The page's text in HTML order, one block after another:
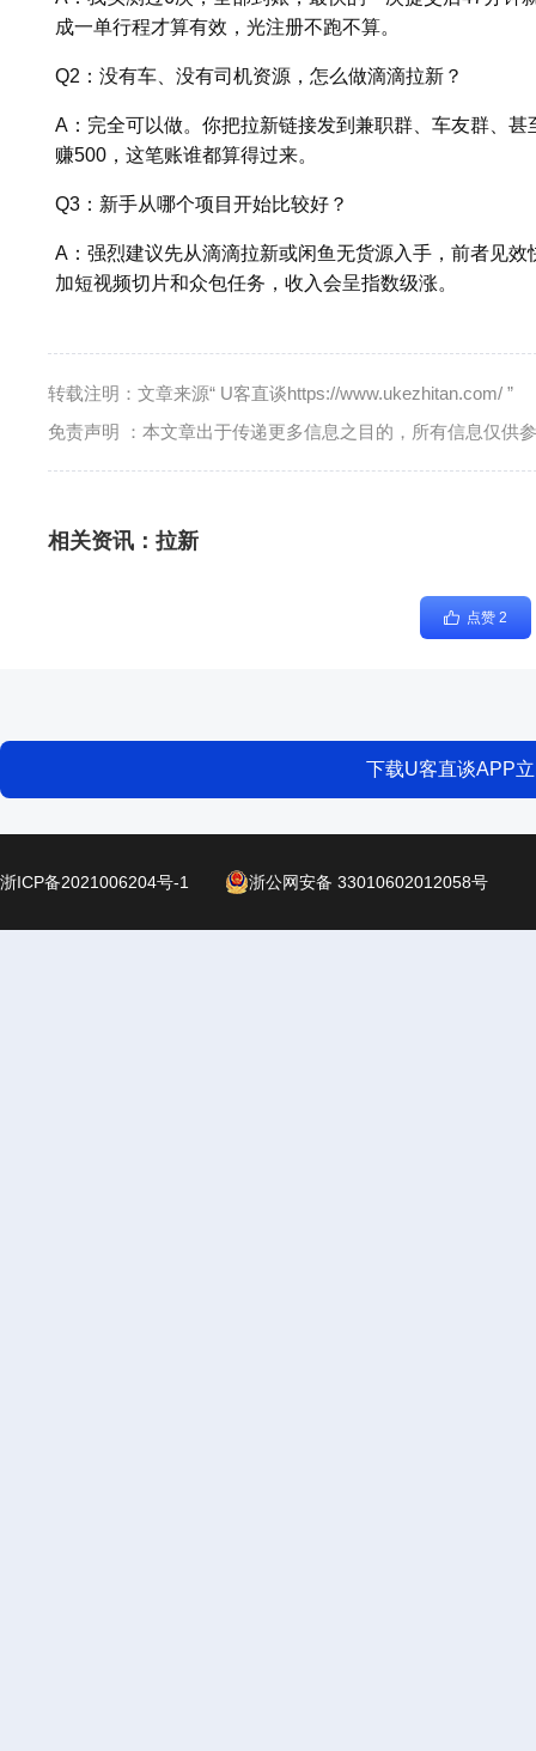
成一单行程才算有效，光注册不跑不算。
Q2：没有车、没有司机资源，怎么做滴滴拉新？
A：完全可以做。你把拉新链接发到兼职群、车友群、
赚500，这笔账谁都算得过来。
Q3：新手从哪个项目开始比较好？
A：强烈建议先从滴滴拉新或闲鱼无货源入手，前者见
加短视频切片和众包任务，收入会呈指数级涨。
转载注明：文章来源“ U客直谈https://www.ukezhitan.com/ ”
免责声明 ：本文章出于传递更多信息之目的，所有信息仅供
相关资讯： 拉新
点赞 2
下载U客直谈APP
浙ICP备2021006204号-1 浙公网安备 33010602012058号